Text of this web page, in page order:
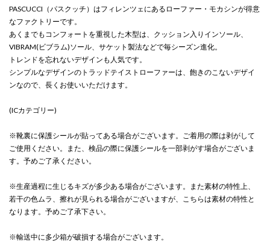
PASCUCCI（パスクッチ）はフィレンツェにあるローファー・モカシンが得意
なファクトリーです。
あくまでもコンフォートを重視した木型は、クッション入りインソール、
VIBRAM(ビブラム)ソール、サケット製法などで毎シーズン進化。
トレンドを忘れないデザインも人気です。
シンプルなデザインのトラッドテイストローファーは、飽きのこないデザイ
ンなので、長くお使いいただけます。
(ICカテゴリー)
※靴裏に保護シールが貼ってある場合がございます。ご着用の際は剥がして
ご使用ください。また、検品の際に保護シールを一部剥がす場合がございま
す。予めご了承ください。
※生産過程に生じるキズが多少ある場合がございます。また素材の特性上、
若干の色ムラ、擦れが見られる場合がございますが、こちらは素材の特性と
なります。予めご了承下さい。
※輸送中に多少箱が破損する場合がございます。